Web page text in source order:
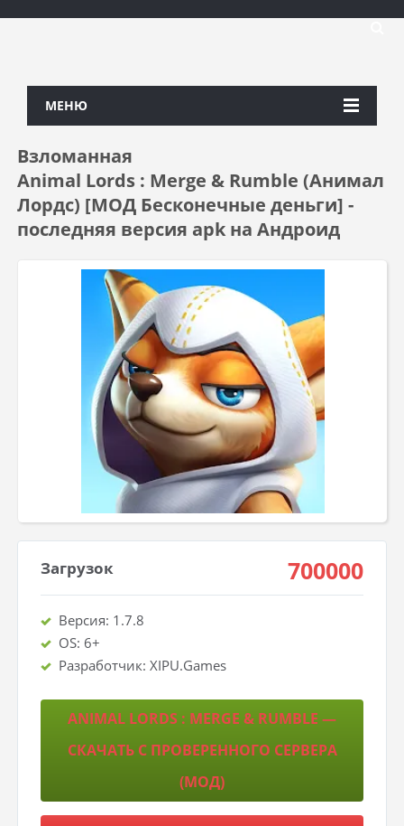
МЕНЮ
Взломанная
Animal Lords : Merge & Rumble (Анимал
Лордс) [МОД Бесконечные деньги] -
последняя версия apk на Андроид
Загрузок 700000
Версия: 1.7.8
OS: 6+
Разработчик: XIPU.Games
ANIMAL LORDS : MERGE & RUMBLE —
СКАЧАТЬ С ПРОВЕРЕННОГО СЕРВЕРА
(МОД)